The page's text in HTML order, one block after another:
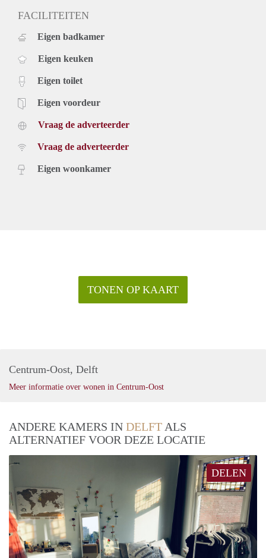
FACILITEITEN
Eigen badkamer
Eigen keuken
Eigen toilet
Eigen voordeur
Vraag de adverteerder
Vraag de adverteerder
Eigen woonkamer
TONEN OP KAART
Centrum-Oost, Delft
Meer informatie over wonen in Centrum-Oost
ANDERE KAMERS IN DELFT ALS
ALTERNATIEF VOOR DEZE LOCATIE
DELEN